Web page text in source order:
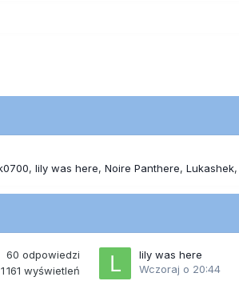
lily was here Noire Panthere Lukashek
60 odpowiedzi
1 161 wyświetleń
lily was here
Wczoraj o 20:44